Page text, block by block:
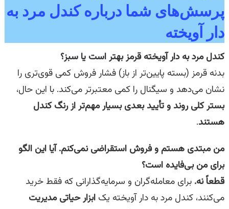
پرسش‌های شما درباره کندل مرد به
دار آویخته
کندل مرد به دار آویخته قرمز بهتر است یا سبز؟
بدنه قرمز (بسته پایین‌تر از باز) فشار فروش کمی قوی‌تری را
نشان می‌دهد و سیگنال را کمی معتبرتر می‌کند. با این حال،
بستر کلی روند و تأیید بعدی بسیار مهم‌تر از رنگ کندل
هستند.
من مبتدی هستم و فروش استقراضی نمی‌کنم. آیا این الگو
برای من بی‌فایده است؟
قطعاً نه. برای معامله‌گران و سرمایه‌گذارانی که فقط خرید
می‌کنند، کندل مرد به دار آویخته یک ابزار حیاتی مدیریت